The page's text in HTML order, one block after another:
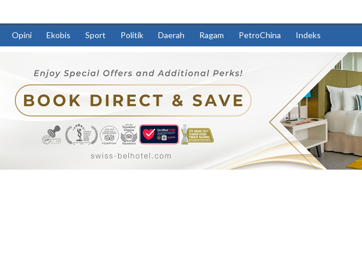
Opini Ekobis Sport Politik Daerah Ragam PetroChina Indeks